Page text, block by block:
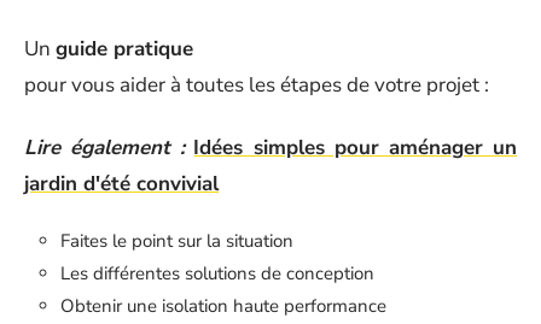
Un guide pratique
pour vous aider à toutes les étapes de votre projet :
Lire également : Idées simples pour aménager un
jardin d'été convivial
Faites le point sur la situation
Les différentes solutions de conception
Obtenir une isolation haute performance